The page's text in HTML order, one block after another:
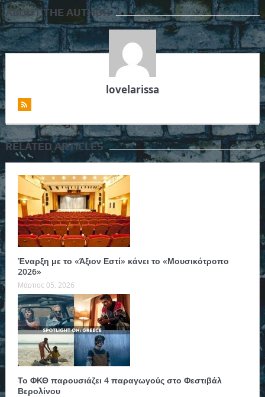
ABOUT THE AUTHOR
lovelarissa
RELATED ARTICLES
Έναρξη με το «Άξιον Εστί» κάνει το «Μουσικότροπο
2026»
Μάρτιος 05, 2026
Το ΦΚΘ παρουσιάζει 4 παραγωγούς στο Φεστιβάλ
Βερολίνου